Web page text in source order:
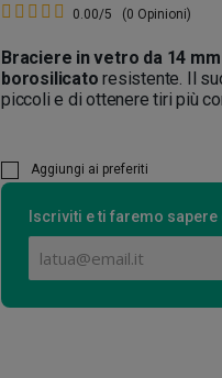
0.00/5 (0 Opinioni)
Braciere in vetro da 14
borosilicato resistente. Il
piccoli e di ottenere tiri più
Aggiungi ai preferiti
Iscriviti e ti faremo